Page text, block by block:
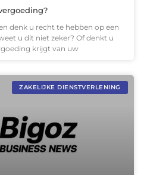
denk u recht te hebben op een
u dit niet zeker? Of denkt u
krijgt van uw
ZAKELIJKE DIENSTVERLENING